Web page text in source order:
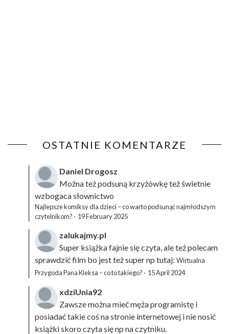
OSTATNIE KOMENTARZE
Daniel Drogosz
Można też podsuną krzyżówkęteż świetnie
wzbogaca słownictwo
Najlepsze komiksy dla dzieci – co warto podsunąć najmłodszym
czytelnikom? · 19 February 2025
zalukajmy.pl
Super książka fajnie się czyta, ale też polecam
sprawdzić film bo jest też super np tutaj: Wirtualna
Przygoda Pana Kleksa – co to takiego? · 15 April 2024
xdziUnia92
Zawsze można mieć męża programistę i
posiadać takie coś na stronie internetowej i nie nosić
książki skoro czyta się np na czytniku.